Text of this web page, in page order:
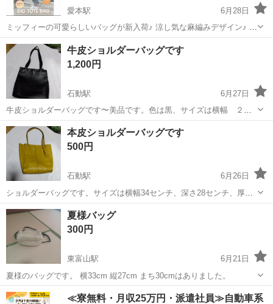
愛本駅
6月28日
ミッフィーの可愛らしいバッグが新入荷♪ 涼し気な麻編みデザイン♪ シ
ョルダーバッグの肩紐は無さが調節可能♪ ビッグトートバッグは内ポ
ケット付き♪ 3型ともマグネットボタン付き。 軽くて丈夫な帆布生地。
可愛らしいけどワン...
富山 黒部市 愛本駅 バッグ ミッフィー
牛皮ショルダーバッグです
1,200円
石動駅
6月27日
牛皮ショルダーバッグです〜美品です。色は黒、サイズは横幅 ２８
センチ、深さ28センチ、厚み8センチです。
富山 小矢部市 バッグ
本皮ショルダーバッグです
500円
石動駅
6月26日
ショルダーバッグです。サイズは横幅34センチ、深さ28センチ、厚み8
センチです。美品です。
富山 小矢部市 石動駅
夏様バッグ
300円
東富山駅
6月21日
夏様のバッグです。 横33cm 縦27cm まち30cmはありました。
富山 富山市 東富山駅 バッグ
≪寮無料・月収25万円・派遣社員≫自動車系